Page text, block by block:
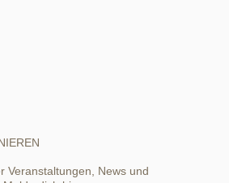
Veranstaltungen, News und